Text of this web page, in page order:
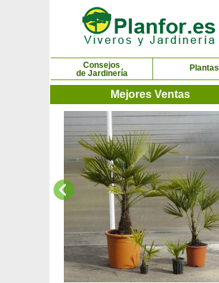
Consejos
de Jardinería
Plantas
Mejores Ventas
Panel de gestión de cookies